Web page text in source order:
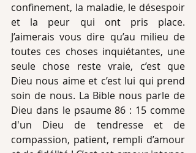
confinement, la maladie, le désespoir
et la peur qui ont pris place.
J’aimerais vous dire qu’au milieu de
toutes ces choses inquiétantes, une
seule chose reste vraie, c’est que
Dieu nous aime et c’est lui qui prend
soin de nous. La Bible nous parle de
Dieu dans le psaume 86 : 15 comme
d'un Dieu de tendresse et de
compassion, patient, rempli d’amour